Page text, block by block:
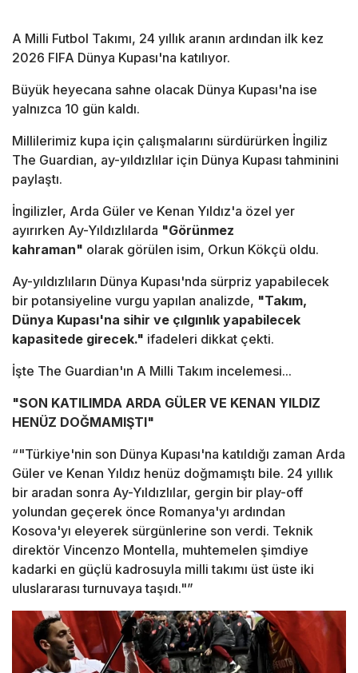
A Milli Futbol Takımı, 24 yıllık aranın ardından ilk kez
2026 FIFA Dünya Kupası'na katılıyor.
Büyük heyecana sahne olacak Dünya Kupası'na ise
yalnızca 10 gün kaldı.
Millilerimiz kupa için çalışmalarını sürdürürken İngiliz
The Guardian, ay-yıldızlılar için Dünya Kupası tahminini
paylaştı.
İngilizler, Arda Güler ve Kenan Yıldız'a özel yer
ayırırken Ay-Yıldızlılarda "Görünmez
kahraman" olarak görülen isim, Orkun Kökçü oldu.
Ay-yıldızlıların Dünya Kupası'nda sürpriz yapabilecek
bir potansiyeline vurgu yapılan analizde, "Takım,
Dünya Kupası'na sihir ve çılgınlık yapabilecek
kapasitede girecek." ifadeleri dikkat çekti.
İşte The Guardian'ın A Milli Takım incelemesi...
"SON KATILIMDA ARDA GÜLER VE KENAN YILDIZ
HENÜZ DOĞMAMIŞTI"
“"Türkiye'nin son Dünya Kupası'na katıldığı zaman Arda
Güler ve Kenan Yıldız henüz doğmamıştı bile. 24 yıllık
bir aradan sonra Ay-Yıldızlılar, gergin bir play-off
yolundan geçerek önce Romanya'yı ardından
Kosova'yı eleyerek sürgünlerine son verdi. Teknik
direktör Vincenzo Montella, muhtemelen şimdiye
kadarki en güçlü kadrosuyla milli takımı üst üste iki
uluslararası turnuvaya taşıdı."”